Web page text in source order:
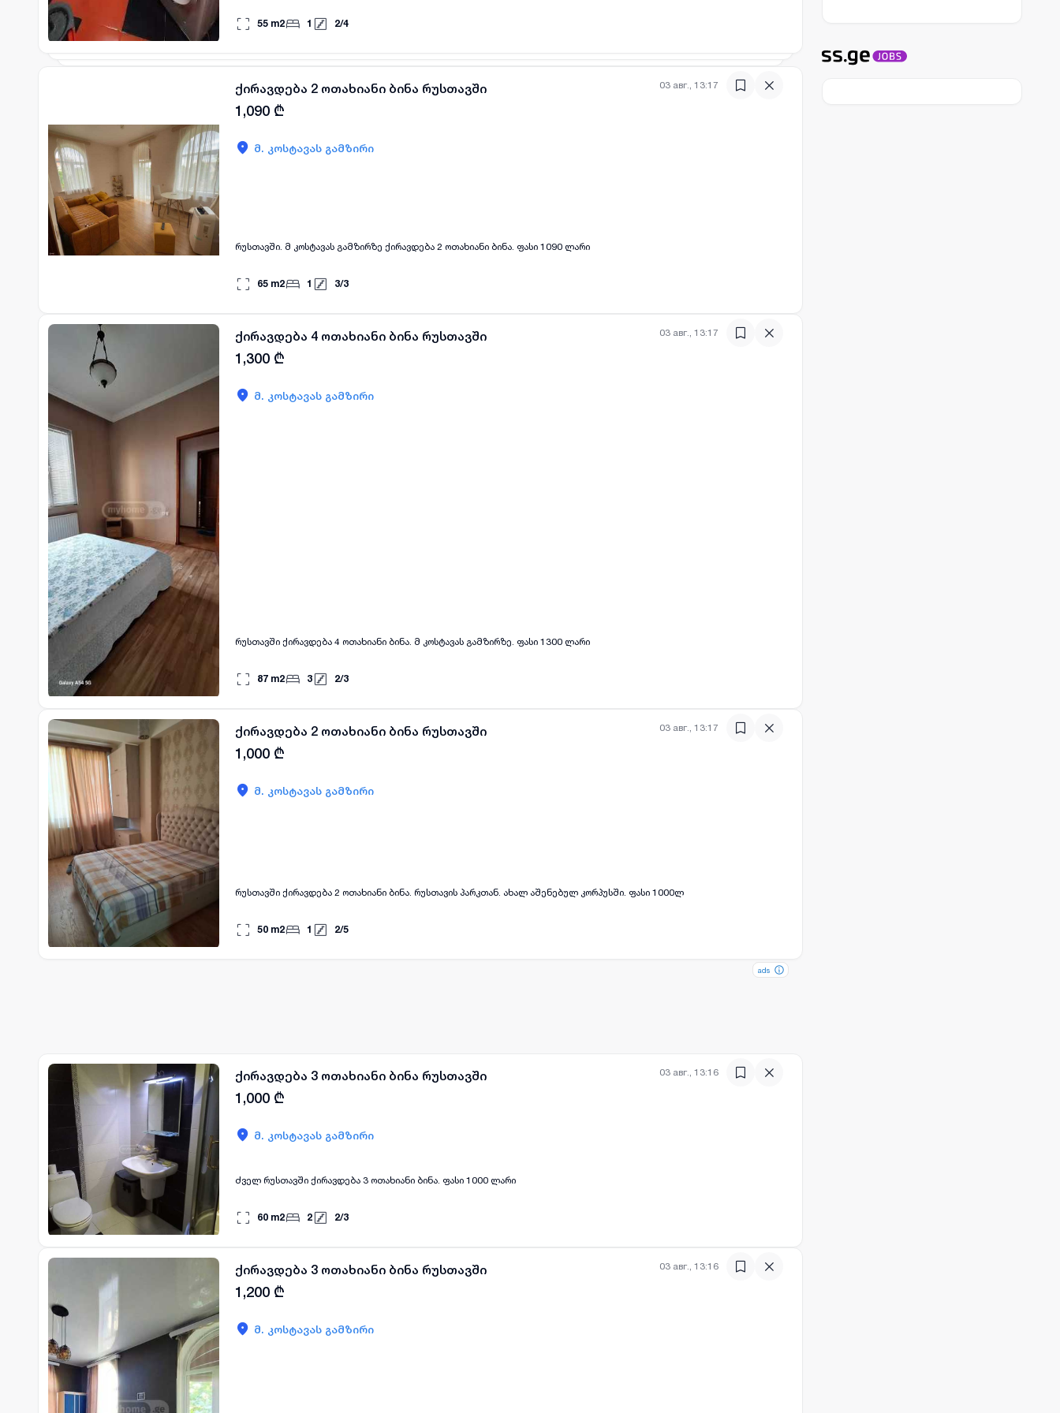
55 m2 1 2/4
03 авг., 13:17
ქირავდება 2 ოთახიანი ბინა რუსთავში
1,090 ₾
მ. კოსტავას გამზირი
რუსთავში. მ კოსტავას გამზირზე ქირავდება 2 ოთახიანი ბინა. ფასი 1090 ლარი
65 m2 1 3/3
03 авг., 13:17
ქირავდება 4 ოთახიანი ბინა რუსთავში
1,300 ₾
მ. კოსტავას გამზირი
რუსთავში ქირავდება 4 ოთახიანი ბინა. მ კოსტავას გამზირზე. ფასი 1300 ლარი
87 m2 3 2/3
03 авг., 13:17
ქირავდება 2 ოთახიანი ბინა რუსთავში
1,000 ₾
მ. კოსტავას გამზირი
რუსთავში ქირავდება 2 ოთახიანი ბინა. რუსთავის პარკთან. ახალ აშენებულ კორპუსში. ფასი 1000ლ
50 m2 1 2/5
ads
ads
03 авг., 13:16
ქირავდება 3 ოთახიანი ბინა რუსთავში
1,000 ₾
მ. კოსტავას გამზირი
ძველ რუსთავში ქირავდება 3 ოთახიანი ბინა. ფასი 1000 ლარი
60 m2 2 2/3
03 авг., 13:16
ქირავდება 3 ოთახიანი ბინა რუსთავში
1,200 ₾
მ. კოსტავას გამზირი